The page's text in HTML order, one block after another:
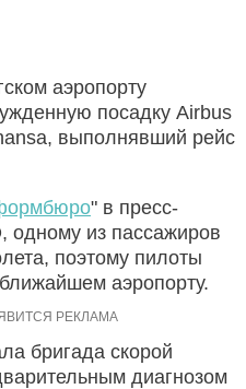
аэропорту
посадку Airbus
выполнявший рейс
" в пресс-
из пассажиров
поэтому пилоты
аэропорту.
бригада скорой
диагнозом